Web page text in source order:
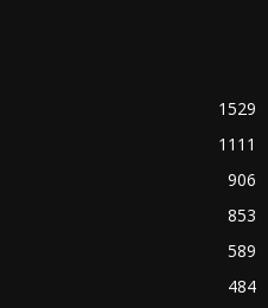
1529
1111
906
853
589
484